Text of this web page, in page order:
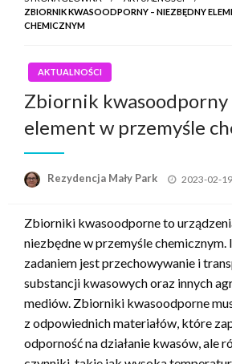
ZBIORNIK KWASOODPORNY – NIEZBĘDNY
CHEMICZNYM
AKTUALNOŚCI
Zbiornik
element w przemyśle
Rezydencja Mały Park 2023-02-19
Zbiorniki kwasoodporne to
niezbędne w przemyśle chemicznym.
zadaniem jest przechowywanie i
substancji kwasowych oraz innych
mediów. Zbiorniki kwasoodporne
z odpowiednich materiałów, które
odporność na działanie kwasów, ale